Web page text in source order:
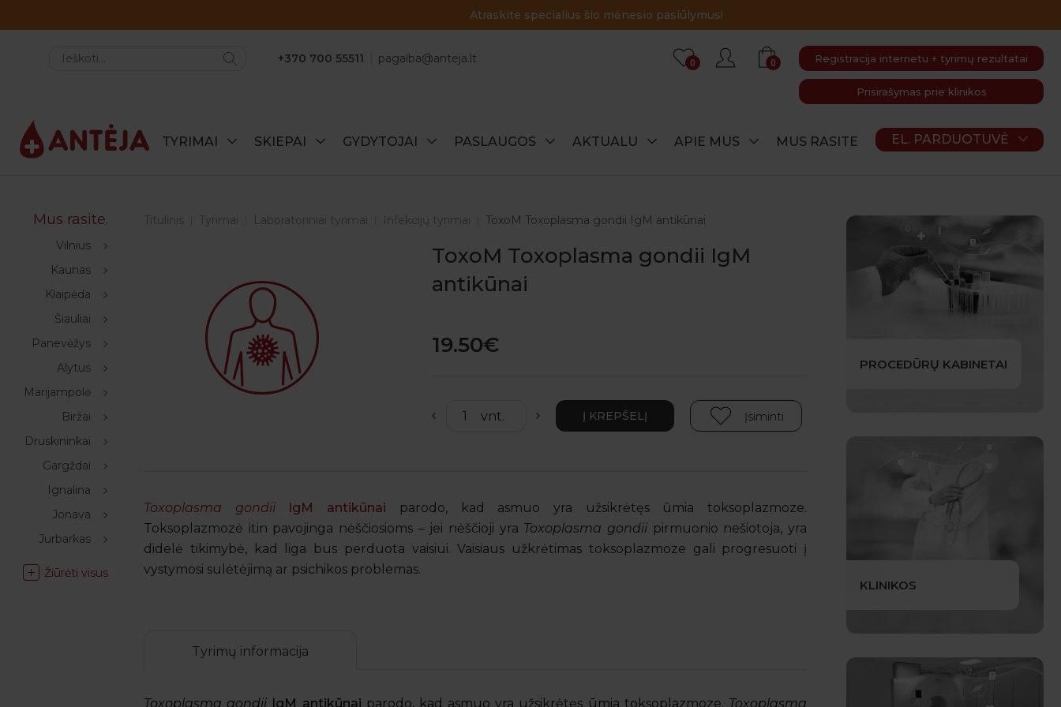
Atraskite specialius šio mėnesio pasiūlymus!
+370 700 55511 pagalba@anteja.lt Registracija internetu + tyrimų rezultatai
Prisirašymas prie klinikos
0 0
TYRIMAI SKIEPAI GYDYTOJAI PASLAUGOS AKTUALU APIE MUS MUS RASITE EL. PARDUOTUVĖ
Mus rasite.
Vilnius
Kaunas
Klaipėda
Šiauliai
Panevėžys
Alytus
Marijampolė
Biržai
Druskininkai
Gargždai
Ignalina
Jonava
Jurbarkas
Žiūrėti visus
Titulinis Tyrimai Laboratoriniai tyrimai Infekcijų tyrimai ToxoM Toxoplasma gondii IgM antikūnai
ToxoM Toxoplasma gondii IgM
antikūnai
19.50€
Įsiminti
Toxoplasma gondiiIgM antikūnai parodo, kad asmuo yra užsikrėtęs ūmia toksoplazmoze.
Toksoplazmozė itin pavojinga nėščiosioms – jei nėščioji yra Toxoplasma gondii pirmuonio nešiotoja, yra
didelė tikimybė, kad liga bus perduota vaisiui. Vaisiaus užkrėtimas toksoplazmoze gali progresuoti į
vystymosi sulėtėjimą ar psichikos problemas.
Tyrimų informacija
Toxoplasma gondii IgM antikūnai parodo, kad asmuo yra užsikrėtęs ūmia toksoplazmoze. Toxoplasma
PROCEDŪRŲ KABINETAI
KLINIKOS